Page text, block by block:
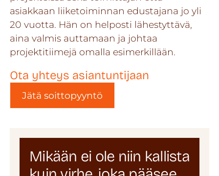
asiakkaan liiketoiminnan edustajana jo yli
20 vuotta. Hän on helposti lähestyttävä,
aina valmis auttamaan ja johtaa
projektitiimejä omalla esimerkillään.
Ota yhteys asiantuntijaan
Jätä soittopyyntö
Mikään ei ole niin kallista